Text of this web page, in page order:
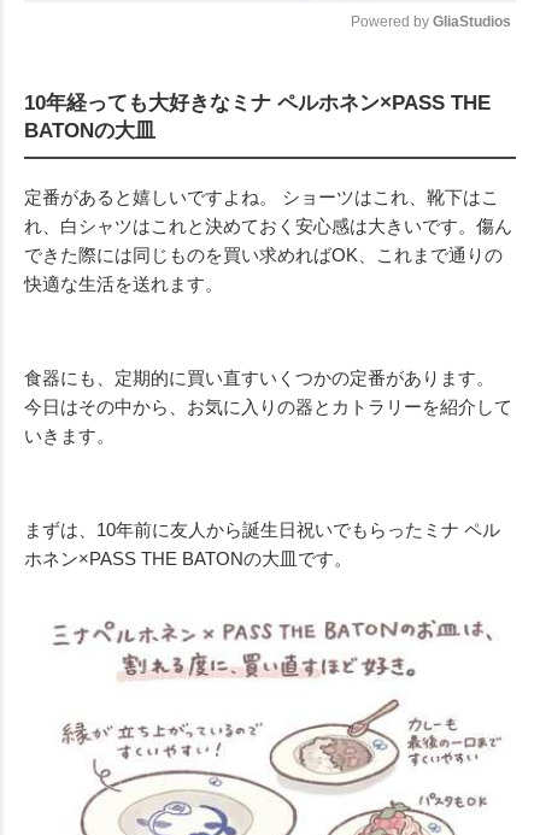
Powered by GliaStudios
10年経っても大好きなミナ ペルホネン×PASS THE
BATONの大皿
定番があると嬉しいですよね。 ショーツはこれ、靴下はこ
れ、白シャツはこれと決めておく安心感は大きいです。傷ん
できた際には同じものを買い求めればOK、これまで通りの
快適な生活を送れます。
食器にも、定期的に買い直すいくつかの定番があります。
今日はその中から、お気に入りの器とカトラリーを紹介して
いきます。
まずは、10年前に友人から誕生日祝いでもらったミナ ペル
ホネン×PASS THE BATONの大皿です。